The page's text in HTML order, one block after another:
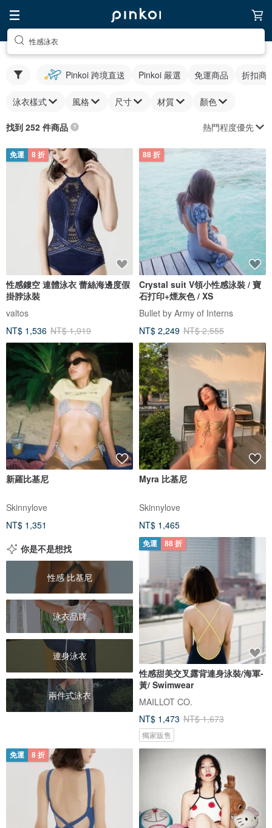
性感泳衣
Pinkoi 跨境直送 Pinkoi 嚴選 免運商品 折扣商
泳衣樣式 風格 尺寸 材質 顏色
找到 252 件商品 熱門程度優先
免運 8 折
性感鏤空 連體泳衣 蕾絲海邊度假
掛脖泳裝
valtos
NT$ 1,536 NT$ 1,919
88 折
Crystal suit V領小性感泳裝 / 寶
石打印+煙灰色 / XS
Bullet by Army of Interns
NT$ 2,249 NT$ 2,555
新羅比基尼
Skinnylove
NT$ 1,351
Myra 比基尼
Skinnylove
NT$ 1,465
你是不是想找
性感 比基尼
泳衣品牌
連身泳衣
兩件式泳衣
免運 88 折
性感甜美交叉露背連身泳裝/海軍-
黃/ Swimwear
MAILLOT CO.
NT$ 1,473 NT$ 1,673
獨家販售
免運 8 折